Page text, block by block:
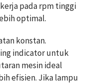
pada rpm tinggi
optimal.
konstan.
indicator untuk
mesin ideal
efisien. Jika lampu